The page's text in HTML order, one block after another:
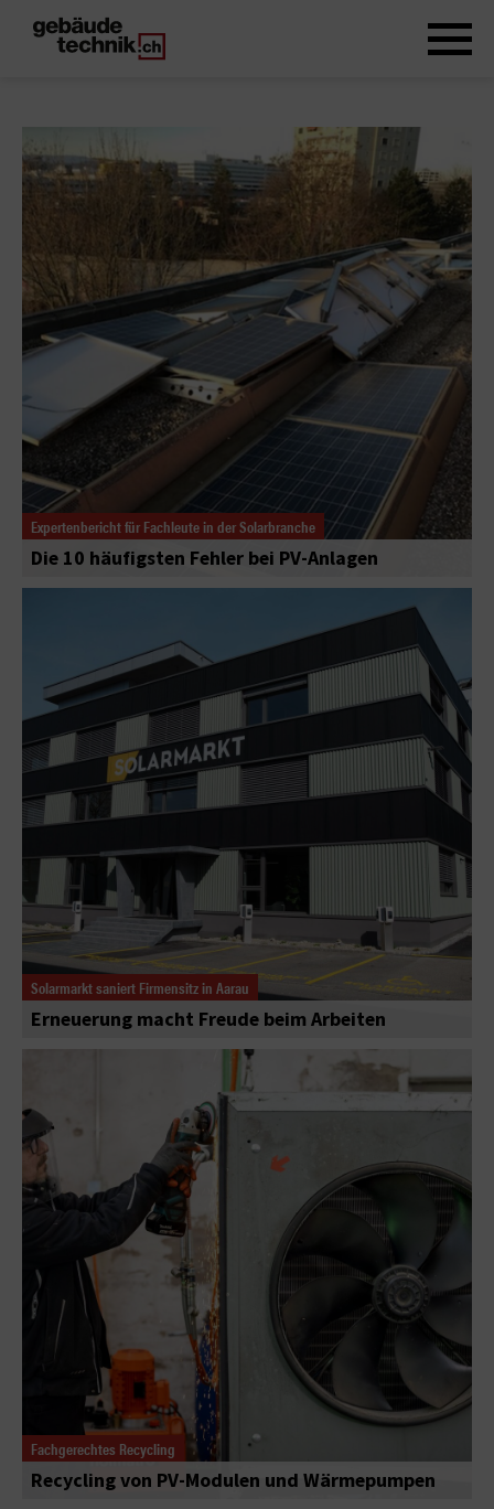
Expertenbericht für Fachleute in der Solarbranche
Die 10 häufigsten Fehler bei PV-Anlagen
Solarmarkt saniert Firmensitz in Aarau
Erneuerung macht Freude beim Arbeiten
Fachgerechtes Recycling
Recycling von PV-Modulen und Wärmepumpen